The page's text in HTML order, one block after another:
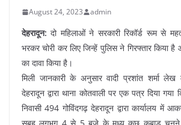
August 24, 2023 admin
देहरादून: दो महिलाओं ने सरकारी रिकॉर्ड रूम से
भरकर चोरी कर लिए जिन्हें पुलिस ने गिरफ्तार किया है
का दावा किया है।
मिली जानकारी के अनुसार वादी प्रशांत शर्मा लेख
देहरादून द्वारा थाना कोतवाली पर एक पत्र दिया गया
निवासी 494 गोविंदगढ़ देहरादून द्वारा कार्यालय में